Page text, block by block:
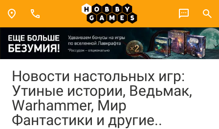
Новости настольных игр:
Утиные истории, Ведьмак,
Warhammer, Мир
Фантастики и другие..